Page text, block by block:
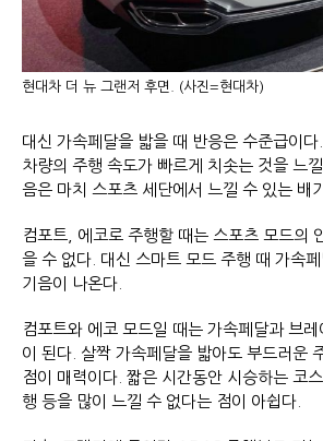
현대차 더 뉴 그랜저 후면. (사진=현대차)
대신 가속페달을 밟을 때 반응은 수준급이다
차량의 주행 속도가 빠르게 치솟는 것을 느
음은 마치 스포츠 세단에서 느낄 수 있는 배
컴포트, 에코로 주행할 때는 스포츠 모드의
을 수 없다. 대신 스마트 모드 주행 때 가속
기음이 나온다.
컴포트와 에코 모드일 때는 가속페달과 브
이 된다. 살짝 가속페달을 밟아도 부드러운
점이 매력이다. 짧은 시간동안 시승하는 코
행 등을 많이 느낄 수 없다는 점이 아쉽다.